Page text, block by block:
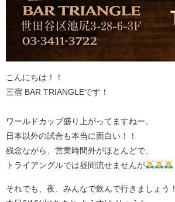
こんにちは！！
三宿 BAR TRIANGLEです！
ワールドカップ盛り上がってますねー。
日本以外の試合も本当に面白い！！
残念ながら、営業時間外がほとんどで、
トライアングルでは昼間流せませんが
それでも、夜、みんなで飲んで行きましょう！